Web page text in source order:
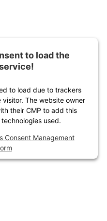
to load the
to load due to trackers
The website owner
their CMP to add this
used.
Consent Management